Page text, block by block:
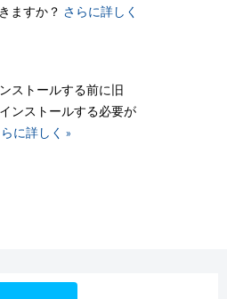
ますか？ さらに詳しく
ストールする前に旧
ンストールする必要が
に詳しく »